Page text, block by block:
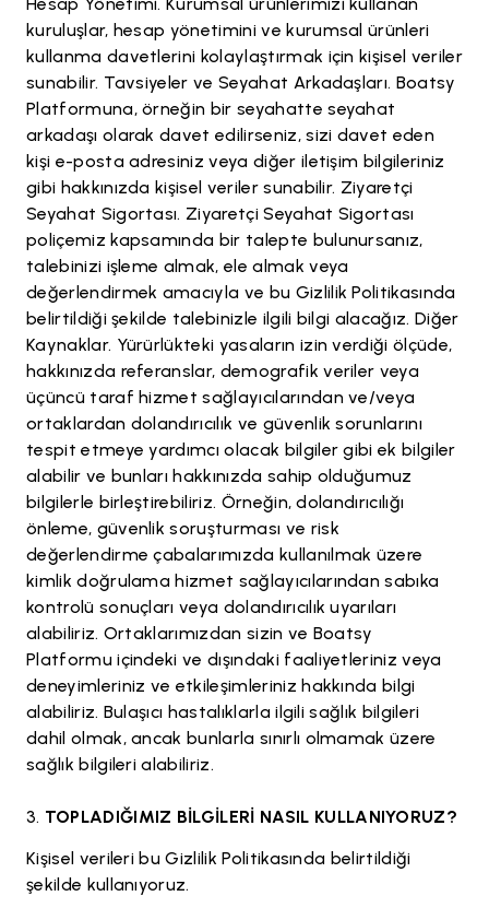
kuruluşlar, hesap yönetimini ve kurumsal ürünleri
kullanma davetlerini kolaylaştırmak için kişisel veriler
sunabilir. Tavsiyeler ve Seyahat Arkadaşları. Boatsy
Platformuna, örneğin bir seyahatte seyahat
arkadaşı olarak davet edilirseniz, sizi davet eden
kişi e-posta adresiniz veya diğer iletişim bilgileriniz
gibi hakkınızda kişisel veriler sunabilir. Ziyaretçi
Seyahat Sigortası. Ziyaretçi Seyahat Sigortası
poliçemiz kapsamında bir talepte bulunursanız,
talebinizi işleme almak, ele almak veya
değerlendirmek amacıyla ve bu Gizlilik Politikasında
belirtildiği şekilde talebinizle ilgili bilgi alacağız. Diğer
Kaynaklar. Yürürlükteki yasaların izin verdiği ölçüde,
hakkınızda referanslar, demografik veriler veya
üçüncü taraf hizmet sağlayıcılarından ve/veya
ortaklardan dolandırıcılık ve güvenlik sorunlarını
tespit etmeye yardımcı olacak bilgiler gibi ek bilgiler
alabilir ve bunları hakkınızda sahip olduğumuz
bilgilerle birleştirebiliriz. Örneğin, dolandırıcılığı
önleme, güvenlik soruşturması ve risk
değerlendirme çabalarımızda kullanılmak üzere
kimlik doğrulama hizmet sağlayıcılarından sabıka
kontrolü sonuçları veya dolandırıcılık uyarıları
alabiliriz. Ortaklarımızdan sizin ve Boatsy
Platformu içindeki ve dışındaki faaliyetleriniz veya
deneyimleriniz ve etkileşimleriniz hakkında bilgi
alabiliriz. Bulaşıcı hastalıklarla ilgili sağlık bilgileri
dahil olmak, ancak bunlarla sınırlı olmamak üzere
sağlık bilgileri alabiliriz.
TOPLADIĞIMIZ BİLGİLERİ NASIL KULLANIYORUZ?
Kişisel verileri bu Gizlilik Politikasında belirtildiği
şekilde kullanıyoruz.